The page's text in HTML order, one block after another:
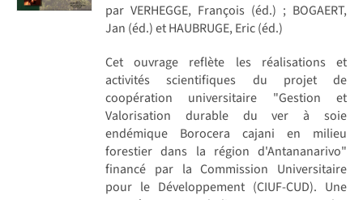
par VERHEGGE, François (éd.) ; BOGAERT,
Jan (éd.) et HAUBRUGE, Eric (éd.)
Cet ouvrage reflète les réalisations et
activités scientifiques du projet de
coopération universitaire "Gestion et
Valorisation durable du ver à soie
endémique Borocera cajani en milieu
forestier dans la région d'Antananarivo"
financé par la Commission Universitaire
pour le Développement (CIUF-CUD). Une